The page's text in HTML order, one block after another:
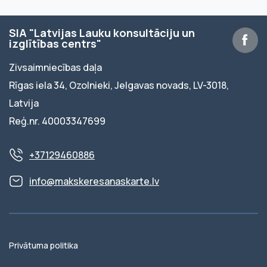
SIA "Latvijas Lauku konsultāciju un
izglītības centrs"
Zivsaimniecības daļa
Rīgas iela 34, Ozolnieki, Jelgavas novads, LV-3018,
Latvija
Reģ.nr. 40003347699
+37129460886
info@makskeresanaskarte.lv
Privātuma politika